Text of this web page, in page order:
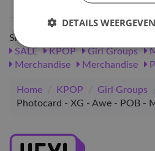
Shop meer
SALE
KPOP Girl Groups
Merchandise
Merchandise
Home / KPOP / Girl Groups
Photocard - XG - Awe - POB -
DETAILS WEERGEVEN